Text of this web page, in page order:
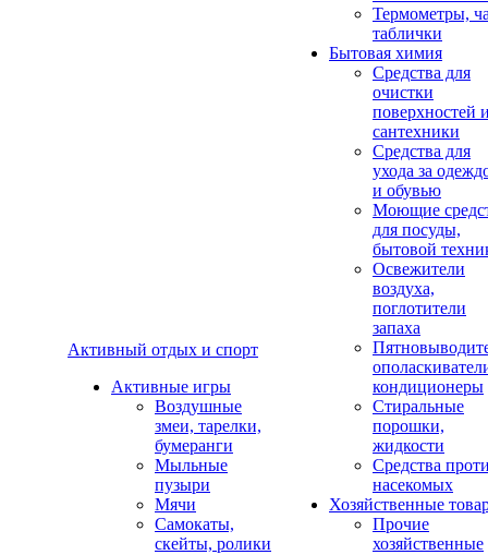
Активный отдых и спорт
Активные игры
Воздушные
змеи, тарелки,
бумеранги
Мыльные
пузыри
Мячи
Самокаты,
скейты, ролики
Термометры,
таблички
Бытовая химия
Средства для
очистки
поверхностей
сантехники
Средства для
ухода за
и обувью
Моющие
для посуды,
бытовой
Освежители
воздуха,
поглотители
запаха
кондиционеры
Стиральные
порошки,
жидкости
Средства
насекомых
Хозяйственные
Прочие
хозяйственные